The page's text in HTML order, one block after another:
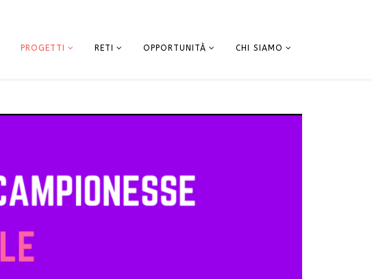
PROGETTI RETI OPPORTUNITÀ CHI SIAMO